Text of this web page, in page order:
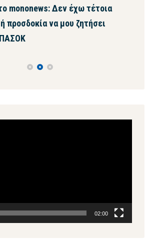
Πιερρακάκη – Μηταράκη: Στενή
για την υποστήριξη του
έργου στη Βουλή
02:00